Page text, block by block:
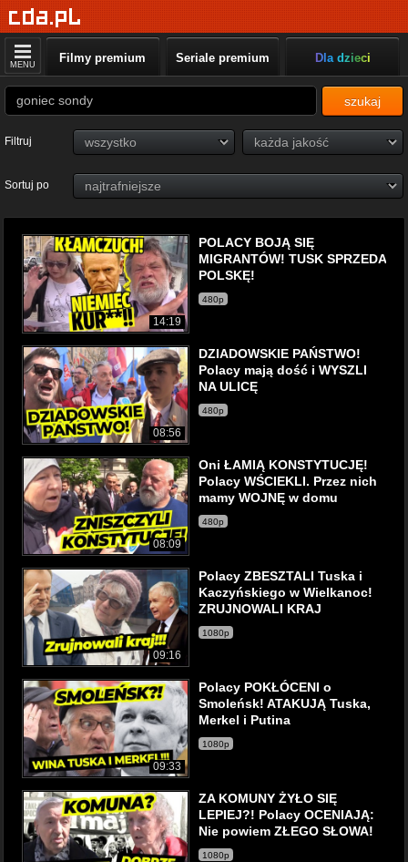
MENU Filmy premium Seriale premium Dla dzieci
szukaj
Filtruj
Sortuj po
14:19
POLACY BOJĄ SIĘ
MIGRANTÓW! TUSK SPRZEDA
POLSKĘ!
480p
08:56
DZIADOWSKIE PAŃSTWO!
Polacy mają dość i WYSZLI
NA ULICĘ
480p
08:09
Oni ŁAMIĄ KONSTYTUCJĘ!
Polacy WŚCIEKLI. Przez nich
mamy WOJNĘ w domu
480p
09:16
Polacy ZBESZTALI Tuska i
Kaczyńskiego w Wielkanoc!
ZRUJNOWALI KRAJ
1080p
09:33
Polacy POKŁÓCENI o
Smoleńsk! ATAKUJĄ Tuska,
Merkel i Putina
1080p
ZA KOMUNY ŻYŁO SIĘ
LEPIEJ?! Polacy OCENIAJĄ:
Nie powiem ZŁEGO SŁOWA!
1080p